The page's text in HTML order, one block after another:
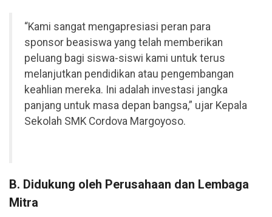
“Kami sangat mengapresiasi peran para
sponsor beasiswa yang telah memberikan
peluang bagi siswa-siswi kami untuk terus
melanjutkan pendidikan atau pengembangan
keahlian mereka. Ini adalah investasi jangka
panjang untuk masa depan bangsa,” ujar Kepala
Sekolah SMK Cordova Margoyoso.
B. Didukung oleh Perusahaan dan Lembaga
Mitra